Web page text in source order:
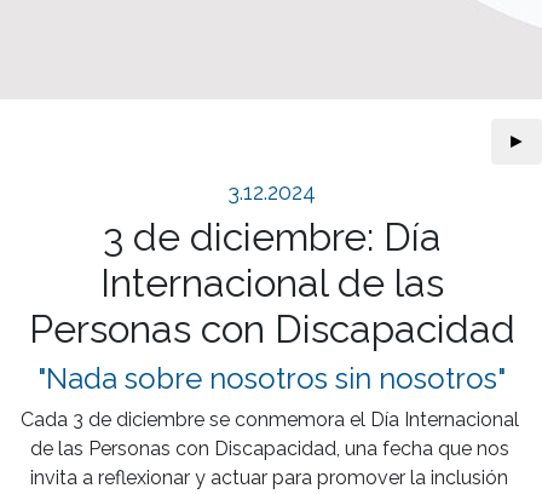
►
3.12.2024
3 de diciembre: Día
Internacional de las
Personas con Discapacidad
"Nada sobre nosotros sin nosotros"
Cada 3 de diciembre se conmemora el Día Internacional
de las Personas con Discapacidad, una fecha que nos
invita a reflexionar y actuar para promover la inclusión